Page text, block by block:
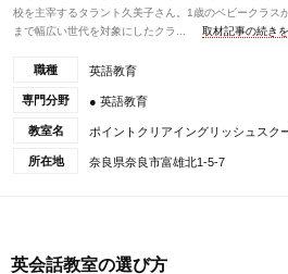
校を主宰するタラント久美子さん。1歳のベビークラス
まで幅広い世代を対象にしたクラ...
取材記事の続き
職種 英語教育
専門分野 ● 英語教育
教室名 ポイントクリアイングリッシュスク
所在地 奈良県奈良市富雄北1-5-7
英会話教室の選び方